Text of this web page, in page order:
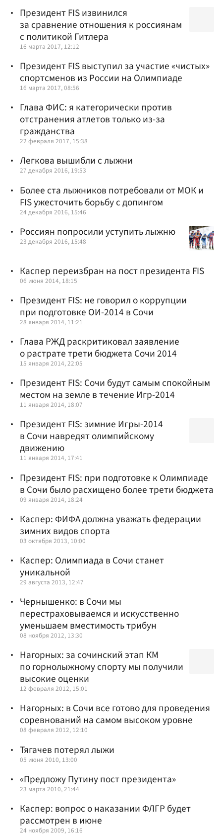
Президент FIS извинился
за сравнение отношения к россиянам
с политикой Гитлера
16 марта 2017, 12:12
Президент FIS выступил за участие «чистых»
спортсменов из России на Олимпиаде
16 марта 2017, 08:56
Глава ФИС: я категорически против
отстранения атлетов только из-за
гражданства
22 февраля 2017, 15:38
Легкова вышибли с лыжни
27 декабря 2016, 19:53
Более ста лыжников потребовали от МОК и
FIS ужесточить борьбу с допингом
24 декабря 2016, 15:46
Россиян попросили уступить лыжню
23 декабря 2016, 15:48
Каспер переизбран на пост президента FIS
06 июня 2014, 18:15
Президент FIS: не говорил о коррупции
при подготовке ОИ-2014 в Сочи
28 января 2014, 11:21
Глава РЖД раскритиковал заявление
о растрате трети бюджета Сочи 2014
15 января 2014, 22:05
Президент FIS: Сочи будут самым спокойным
местом на земле в течение Игр-2014
11 января 2014, 18:07
Президент FIS: зимние Игры-2014
в Сочи навредят олимпийскому
движению
11 января 2014, 17:41
Президент FIS: при подготовке к Олимпиаде
в Сочи было расхищено более трети бюджета
09 января 2014, 18:24
Каспер: ФИФА должна уважать федерации
зимних видов спорта
03 октября 2013, 10:00
Каспер: Олимпиада в Сочи станет
уникальной
29 августа 2013, 12:47
Чернышенко: в Сочи мы
перестраховываемся и искусственно
уменьшаем вместимость трибун
08 ноября 2012, 13:30
Нагорных: за сочинский этап КМ
по горнолыжному спорту мы получили
высокие оценки
12 февраля 2012, 15:01
Нагорных: в Сочи все готово для проведения
соревнований на самом высоком уровне
08 февраля 2012, 12:10
Тягачев потерял лыжи
05 июня 2010, 13:00
«Предложу Путину пост президента»
23 марта 2010, 21:44
Каспер: вопрос о наказании ФЛГР будет
рассмотрен в июне
24 ноября 2009, 16:16